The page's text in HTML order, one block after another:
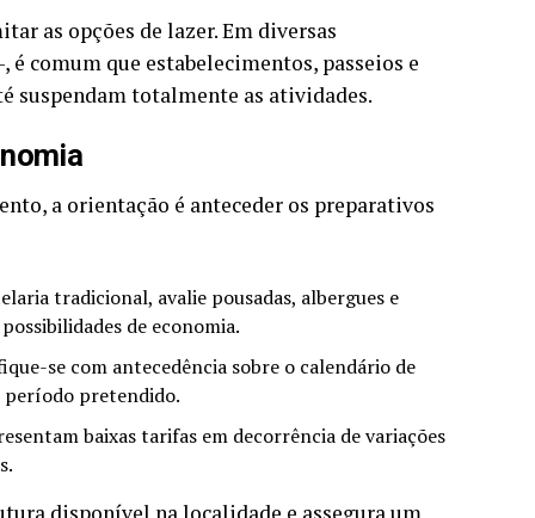
as opções de lazer. Em diversas
comum que estabelecimentos, passeios e
suspendam totalmente as atividades.
a orientação é anteceder os preparativos
tradicional, avalie pousadas, albergues e
de economia.
se com antecedência sobre o calendário de
período pretendido.
baixas tarifas em decorrência de variações